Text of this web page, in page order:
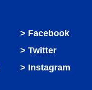
Facebook
Twitter
Instagram